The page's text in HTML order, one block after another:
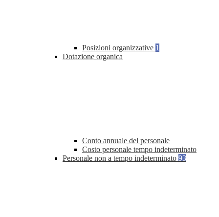
Posizioni organizzative 1
Dotazione organica
Conto annuale del personale
Costo personale tempo indeterminato
Personale non a tempo indeterminato 93